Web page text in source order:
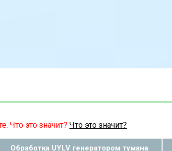
Что это значит? Что это значит?
Обработка UYLV генератором тумана